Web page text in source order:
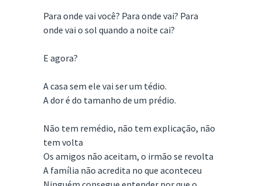
Para onde vai você? Para onde vai? Para
onde vai o sol quando a noite cai?
E agora?
A casa sem ele vai ser um tédio.
A dor é do tamanho de um prédio.
Não tem remédio, não tem explicação, não
tem volta
Os amigos não aceitam, o irmão se revolta
A família não acredita no que aconteceu